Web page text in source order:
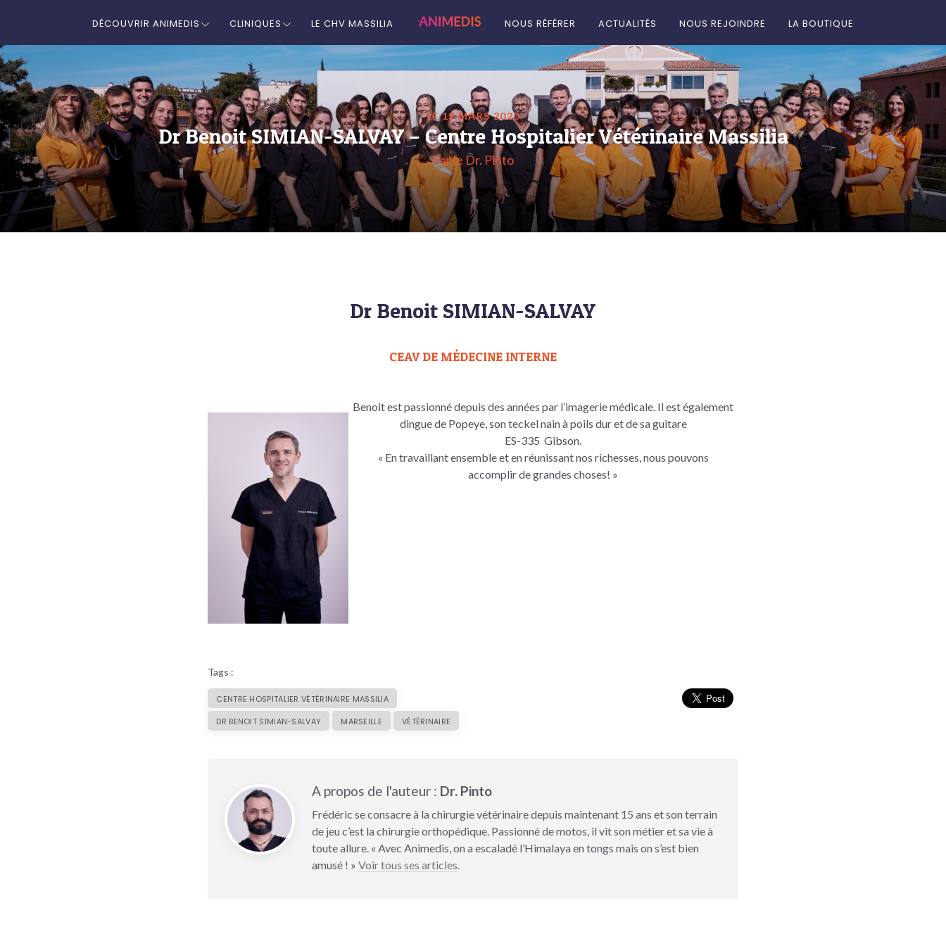
DÉCOUVRIR ANIMEDIS CLINIQUES LE CHV MASSILIA NOUS RÉFÉRER ACTUALITÉS NOUS REJOINDRE LA BOUTIQUE
LE 19 MARS 2020
Dr Benoit SIMIAN-SALVAY – Centre Hospitalier Vétérinaire Massilia
Par le Dr. Pinto
Dr Benoit SIMIAN-SALVAY
CEAV DE MÉDECINE INTERNE
Benoit est passionné depuis des années par l’imagerie médicale. Il est également
dingue de Popeye, son teckel nain à poils dur et de sa guitare
ES-335 Gibson.
« En travaillant ensemble et en réunissant nos richesses, nous pouvons
accomplir de grandes choses! »
Tags :
CENTRE HOSPITALIER VÉTÉRINAIRE MASSILIA
DR BENOIT SIMIAN-SALVAY
MARSEILLE VÉTÉRINAIRE
A propos de l'auteur : Dr. Pinto
Frédéric se consacre à la chirurgie vétérinaire depuis maintenant 15 ans et son terrain
de jeu c’est la chirurgie orthopédique. Passionné de motos, il vit son métier et sa vie à
toute allure. « Avec Animedis, on a escaladé l’Himalaya en tongs mais on s’est bien
amusé ! »Voir tous ses articles.